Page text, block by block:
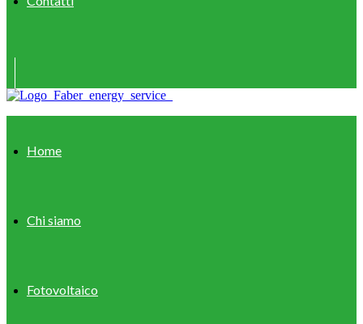
Home
Chi siamo
Fotovoltaico